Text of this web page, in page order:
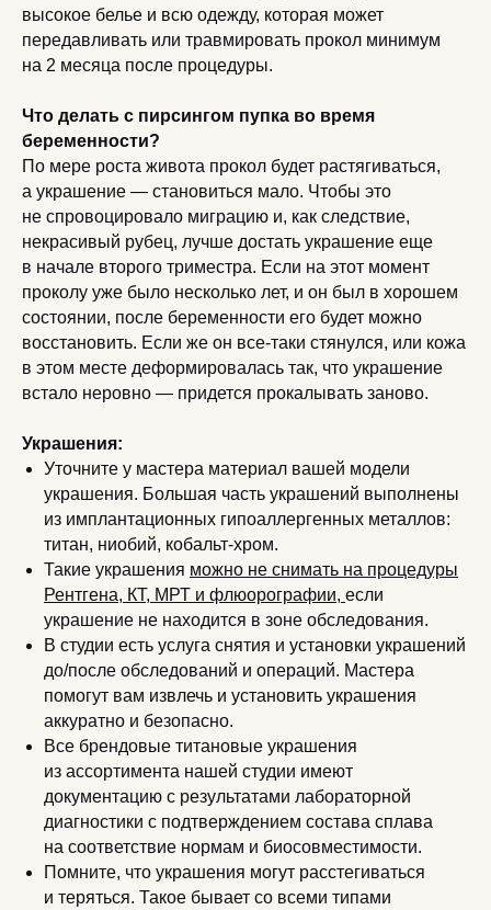
высокое белье и всю одежду, которая может
передавливать или травмировать прокол минимум
на 2 месяца после процедуры.
Что делать с пирсингом пупка во время
беременности?
По мере роста живота прокол будет растягиваться,
а украшение — становиться мало. Чтобы это
не спровоцировало миграцию и, как следствие,
некрасивый рубец, лучше достать украшение еще
в начале второго триместра. Если на этот момент
проколу уже было несколько лет, и он был в хорошем
состоянии, после беременности его будет можно
восстановить. Если же он все-таки стянулся, или кожа
в этом месте деформировалась так, что украшение
встало неровно — придется прокалывать заново.
Украшения:
Уточните у мастера материал вашей модели
украшения. Большая часть украшений выполнены
из имплантационных гипоаллергенных металлов:
титан, ниобий, кобальт-хром.
Такие украшения можно не снимать на процедуры
Рентгена, КТ, МРТ и флюорографии, если
украшение не находится в зоне обследования.
В студии есть услуга снятия и установки украшений
до/после обследований и операций. Мастера
помогут вам извлечь и установить украшения
аккуратно и безопасно.
Все брендовые титановые украшения
из ассортимента нашей студии имеют
документацию с результатами лабораторной
диагностики с подтверждением состава сплава
на соответствие нормам и биосовместимости.
Помните, что украшения могут расстегиваться
и теряться. Такое бывает со всеми типами